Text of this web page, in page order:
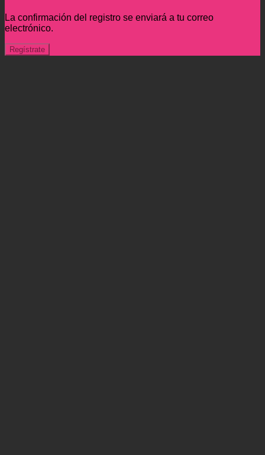
La confirmación del registro se enviará a tu correo
electrónico.